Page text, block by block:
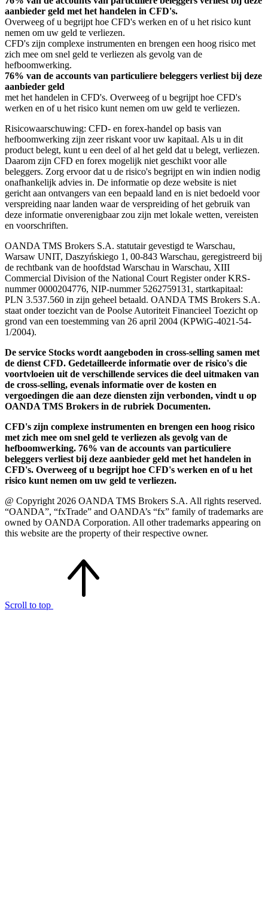
aanbieder geld met het handelen in CFD's.
Overweeg of u begrijpt hoe CFD's werken en of u het risico kunt
nemen om uw geld te verliezen.
CFD's zijn complexe instrumenten en brengen een hoog risico met
zich mee om snel geld te verliezen als gevolg van de
hefboomwerking.
76% van de accounts van particuliere beleggers verliest bij deze
aanbieder geld
met het handelen in CFD's. Overweeg of u begrijpt hoe CFD's
werken en of u het risico kunt nemen om uw geld te verliezen.
Risicowaarschuwing: CFD- en forex-handel op basis van
hefboomwerking zijn zeer riskant voor uw kapitaal. Als u in dit
product belegt, kunt u een deel of al het geld dat u belegt, verliezen.
Daarom zijn CFD en forex mogelijk niet geschikt voor alle
beleggers. Zorg ervoor dat u de risico's begrijpt en win indien nodig
onafhankelijk advies in. De informatie op deze website is niet
gericht aan ontvangers van een bepaald land en is niet bedoeld voor
verspreiding naar landen waar de verspreiding of het gebruik van
deze informatie onverenigbaar zou zijn met lokale wetten, vereisten
en voorschriften.
OANDA TMS Brokers S.A. statutair gevestigd te Warschau,
Warsaw UNIT, Daszyńskiego 1, 00-843 Warschau, geregistreerd bij
de rechtbank van de hoofdstad Warschau in Warschau, XIII
Commercial Division of the National Court Register onder KRS-
nummer 0000204776, NIP-nummer 5262759131, startkapitaal:
PLN 3.537.560 in zijn geheel betaald. OANDA TMS Brokers S.A.
staat onder toezicht van de Poolse Autoriteit Financieel Toezicht op
grond van een toestemming van 26 april 2004 (KPWiG-4021-54-
1/2004).
De service Stocks wordt aangeboden in cross-selling samen met
de dienst CFD. Gedetailleerde informatie over de risico's die
voortvloeien uit de verschillende services die deel uitmaken van
de cross-selling, evenals informatie over de kosten en
vergoedingen die aan deze diensten zijn verbonden, vindt u op
OANDA TMS Brokers in de rubriek Documenten.
CFD's zijn complexe instrumenten en brengen een hoog risico
met zich mee om snel geld te verliezen als gevolg van de
hefboomwerking. 76% van de accounts van particuliere
beleggers verliest bij deze aanbieder geld met het handelen in
CFD's. Overweeg of u begrijpt hoe CFD's werken en of u het
risico kunt nemen om uw geld te verliezen.
@ Copyright 2026 OANDA TMS Brokers S.A. All rights reserved.
“OANDA”, “fxTrade” and OANDA’s “fx” family of trademarks are
owned by OANDA Corporation. All other trademarks appearing on
this website are the property of their respective owner.
Scroll to top